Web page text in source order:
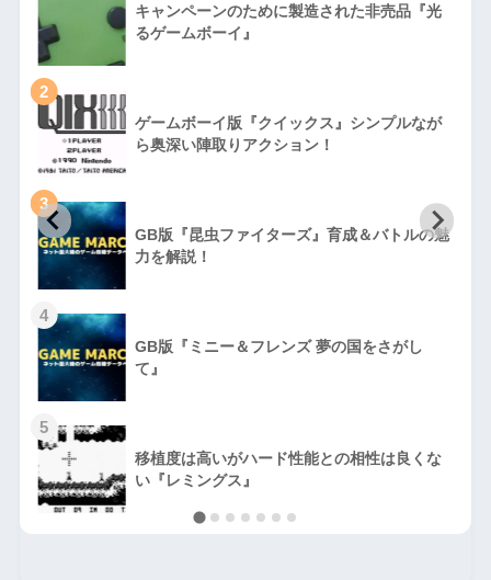
キャンペーンのために製造された非売品『光
るゲームボーイ』
2
ゲームボーイ版『クイックス』シンプルなが
ら奥深い陣取りアクション！
3
GB版『昆虫ファイターズ』育成＆バトルの魅
力を解説！
4
GB版『ミニー＆フレンズ 夢の国をさがし
て』
5
移植度は高いがハード性能との相性は良くな
い『レミングス』